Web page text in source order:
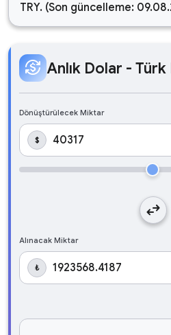
TRY. (Son güncelleme:
currency_exchange Anlık Dolar -
Dönüştürülecek Miktar
$
swap_horiz
Alınacak Miktar
₺